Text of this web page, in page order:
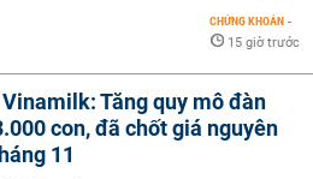
CHỨNG KHOÁN -
15 giờ trước
Tăng quy mô đàn
con, đã chốt giá nguyên
11